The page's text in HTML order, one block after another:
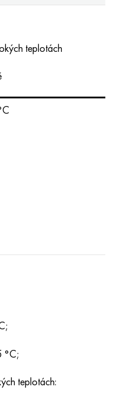
teplotách
°C;
teplotách: